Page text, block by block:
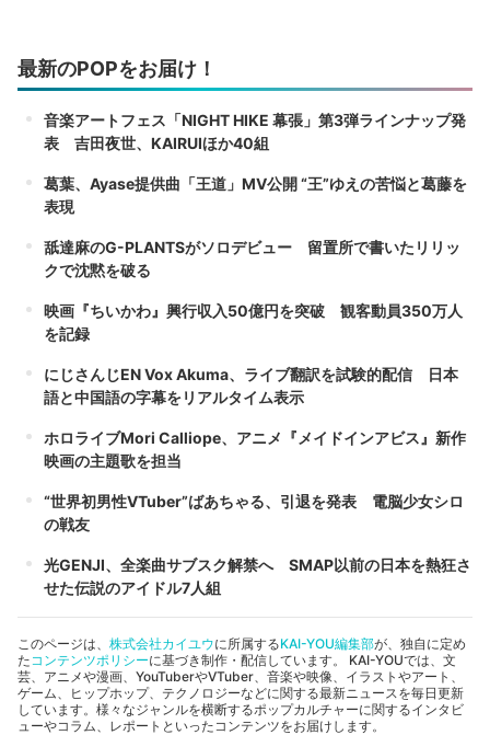
最新のPOPをお届け！
音楽アートフェス「NIGHT HIKE 幕張」第3弾ラインナップ発
表 吉田夜世、KAIRUIほか40組
葛葉、Ayase提供曲「王道」MV公開 “王”ゆえの苦悩と葛藤を
表現
舐達麻のG-PLANTSがソロデビュー 留置所で書いたリリッ
クで沈黙を破る
映画『ちいかわ』興行収入50億円を突破 観客動員350万人
を記録
にじさんじEN Vox Akuma、ライブ翻訳を試験的配信 日本
語と中国語の字幕をリアルタイム表示
ホロライブMori Calliope、アニメ『メイドインアビス』新作
映画の主題歌を担当
“世界初男性VTuber”ばあちゃる、引退を発表 電脳少女シロ
の戦友
光GENJI、全楽曲サブスク解禁へ SMAP以前の日本を熱狂さ
せた伝説のアイドル7人組
このページは、 株式会社カイユウに所属するKAI-YOU編集部が、独自に定め
た コンテンツポリシーに基づき制作・配信しています。 KAI-YOUでは、文
芸、アニメや漫画、YouTuberやVTuber、音楽や映像、イラストやアート、
ゲーム、ヒップホップ、テクノロジーなどに関する最新ニュースを毎日更新
しています。様々なジャンルを横断するポップカルチャーに関するインタビ
ューやコラム、レポートといったコンテンツをお届けします。